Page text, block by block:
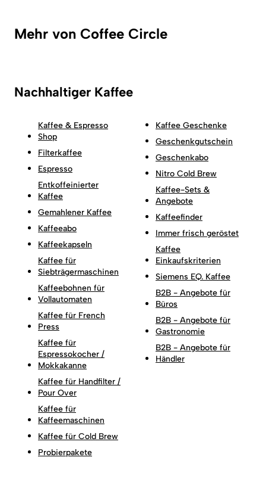
Mehr von Coffee Circle
Nachhaltiger Kaffee
Kaffee & Espresso
Shop
Filterkaffee
Espresso
Entkoffeinierter
Kaffee
Gemahlener Kaffee
Kaffeeabo
Kaffeekapseln
Kaffee für
Siebträgermaschinen
Kaffeebohnen für
Vollautomaten
Kaffee für French
Press
Kaffee für
Espressokocher /
Mokkakanne
Kaffee für Handfilter /
Pour Over
Kaffee für
Kaffeemaschinen
Kaffee für Cold Brew
Probierpakete
Kaffee Geschenke
Geschenkgutschein
Geschenkabo
Nitro Cold Brew
Kaffee-Sets &
Angebote
Kaffeefinder
Immer frisch geröstet
Kaffee
Einkaufskriterien
Siemens EQ. Kaffee
B2B - Angebote für
Büros
B2B - Angebote für
Gastronomie
B2B - Angebote für
Händler